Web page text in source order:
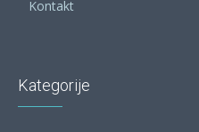
Kontakt
Kategorije